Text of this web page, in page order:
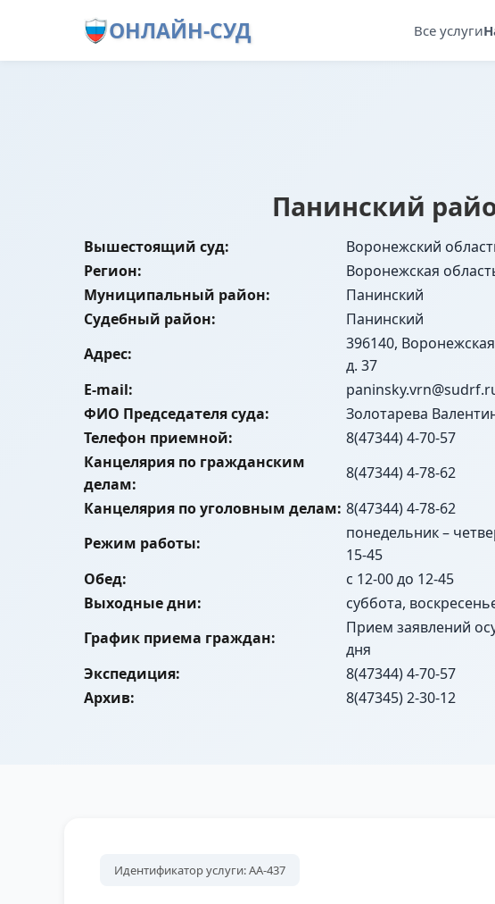
ОНЛАЙН-СУД Все услуги
Панинский
Вышестоящий суд:
Воронежский
Регион:
Воронежская
Муниципальный район:
Панинский
Судебный район:
Панинский
Адрес:
396140,
д. 37
E-mail:
ФИО Председателя суда:
Золотарева
Телефон приемной:
8(47344) 4-70-57
Канцелярия по гражданским
делам:
8(47344) 4-78-62
Канцелярия по уголовным делам: 8(47344) 4-78-62
Режим работы:
понедельник –
15-45
Обед:
с 12-00 до 12-45
Выходные дни:
суббота,
График приема граждан:
Прием заявлений
дня
Экспедиция:
8(47344) 4-70-57
Архив:
8(47345) 2-30-12
Идентификатор услуги: АА-437